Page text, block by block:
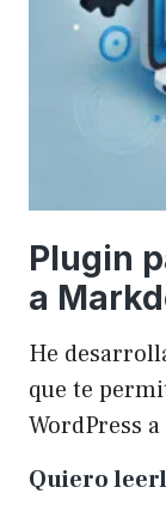
Plugin
a
He
que te
WordPress
Quiero